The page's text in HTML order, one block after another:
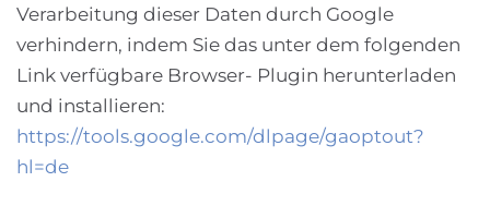
Verarbeitung dieser Daten durch Google
verhindern, indem Sie das unter dem folgenden
Link verfügbare Browser- Plugin herunterladen
und installieren:
https://tools.google.com/dlpage/gaoptout?
hl=de